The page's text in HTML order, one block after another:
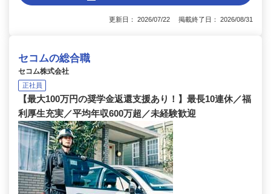
更新日： 2026/07/22 掲載終了日： 2026/08/31
セコムの総合職
セコム株式会社
正社員
【最大100万円の奨学金返還支援あり！】最長10連休／福
利厚生充実／平均年収600万超／未経験歓迎